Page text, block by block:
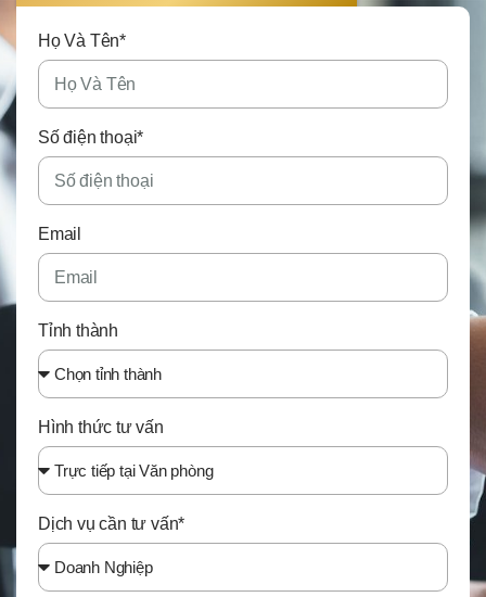
Họ Và Tên*
Số điện thoại*
Email
Tỉnh thành
Hình thức tư vấn
Dịch vụ cần tư vấn*